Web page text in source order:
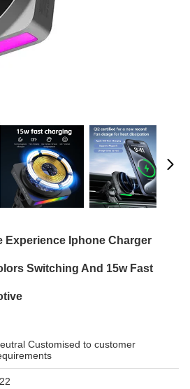
Experience Iphone Charger
Switching And 15w Fast
to customer